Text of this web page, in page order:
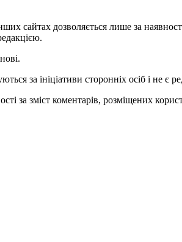
сайтах дозволяється лише за
за ініціативи сторонніх осіб і не є
за зміст коментарів, розміщених